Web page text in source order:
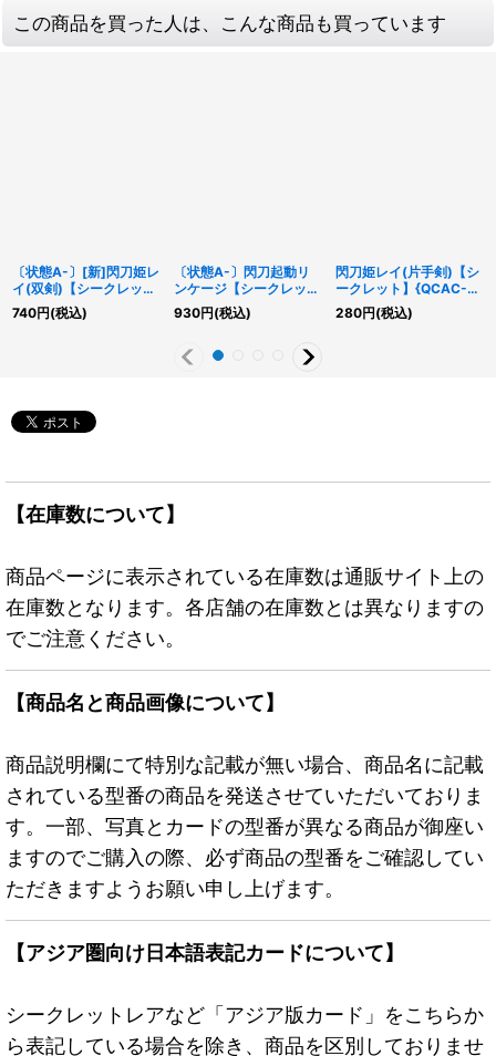
この商品を買った人は、こんな商品も買っています
〔状態A-〕[新]閃刀姫レ
イ(双剣)【シークレッ
ト】{QCAC-JP008}
《モンスター》
740円(税込)
〔状態A-〕閃刀起動リ
ンケージ【シークレッ
ト】{SSB1-JPS02}《魔
法》
930円(税込)
閃刀姫レイ(片手剣)【シ
ークレット】{QCAC-
JP008}《モンスター》
280円(税込)
【在庫数について】
商品ページに表示されている在庫数は通販サイト上の
在庫数となります。各店舗の在庫数とは異なりますの
でご注意ください。
【商品名と商品画像について】
商品説明欄にて特別な記載が無い場合、商品名に記載
されている型番の商品を発送させていただいておりま
す。一部、写真とカードの型番が異なる商品が御座い
ますのでご購入の際、必ず商品の型番をご確認してい
ただきますようお願い申し上げます。
【アジア圏向け日本語表記カードについて】
シークレットレアなど「アジア版カード」をこちらか
ら表記している場合を除き、商品を区別しておりませ